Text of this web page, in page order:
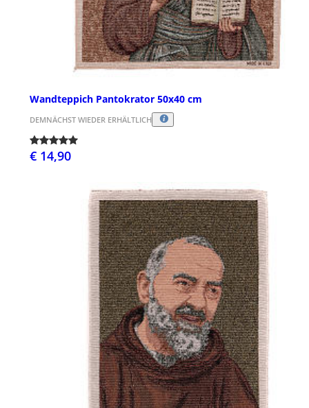
Wandteppich Pantokrator 50x40 cm
DEMNÄCHST WIEDER ERHÄLTLICH
€ 14,90